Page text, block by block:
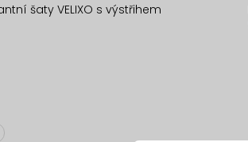
šaty VELIXO s výstřihem